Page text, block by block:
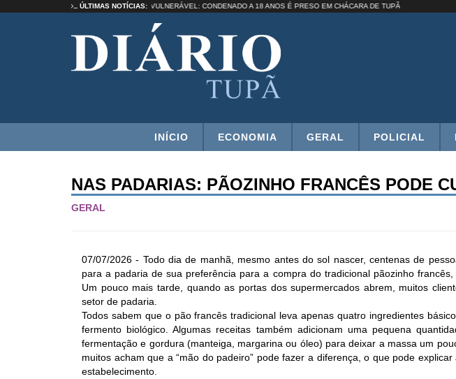
ÚLTIMAS NOTÍCIAS:ESTUPRO DE VULNERÁVEL: CONDENADO A 18 ANOS É PRESO EM CHÁCARA DE TUPÃ
INÍCIO ECONOMIA GERAL POLICIAL
NAS PADARIAS: PÃOZINHO FRANCÊS PODE
GERAL
07/07/2026 - Todo dia de manhã, mesmo antes do sol nascer, centenas de
para a padaria de sua preferência para a compra do tradicional pãozinho francês,
Um pouco mais tarde, quando as portas dos supermercados abrem, muitos
setor de padaria.
Todos sabem que o pão francês tradicional leva apenas quatro ingredientes
fermento biológico. Algumas receitas também adicionam uma pequena
fermentação e gordura (manteiga, margarina ou óleo) para deixar a massa um
muitos acham que a “mão do padeiro” pode fazer a diferença, o que pode
estabelecimento.